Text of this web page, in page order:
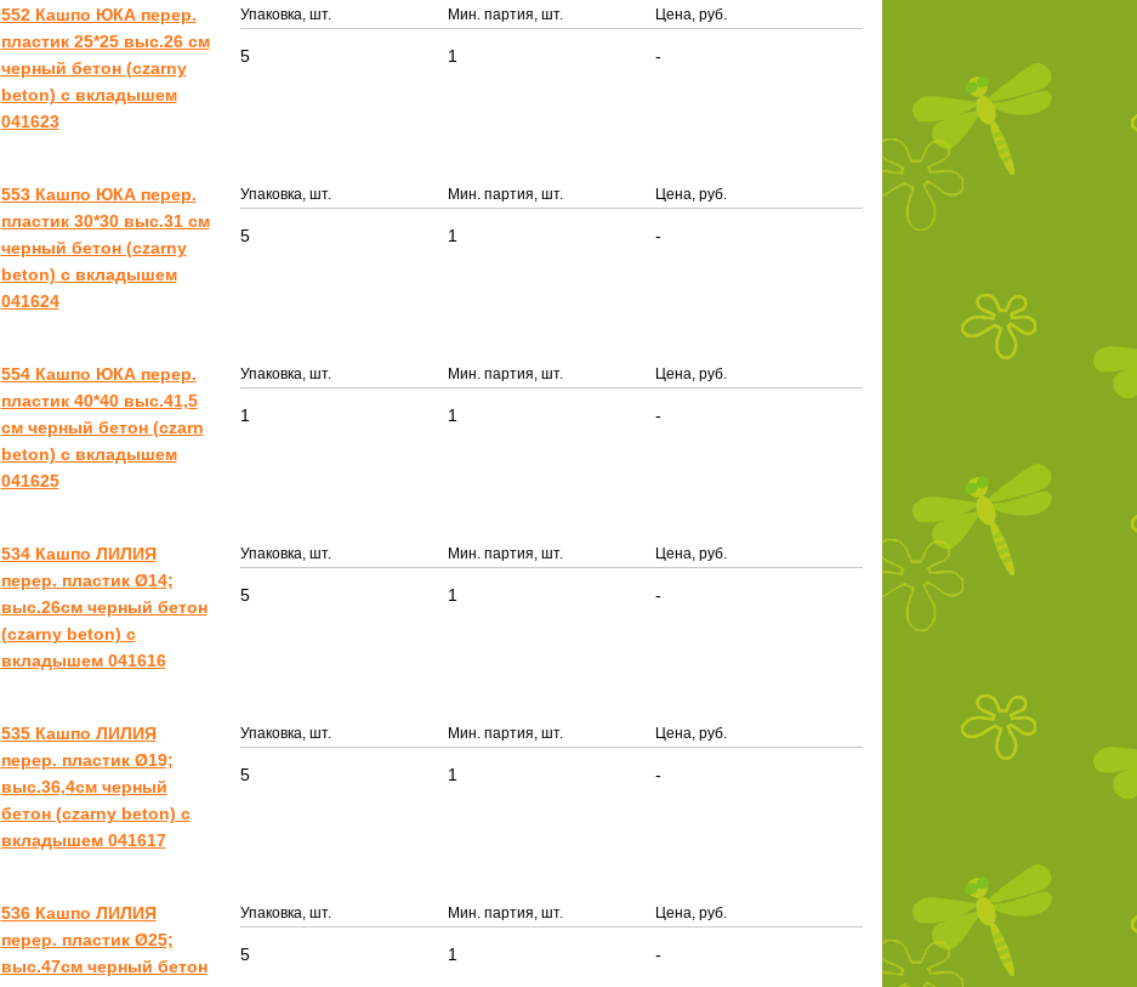
552 Кашпо ЮКА перер.
пластик 25*25 выс.26 см
черный бетон (czarny
beton) с вкладышем
041623
Упаковка, шт. Мин. партия, шт. Цена, руб.
5 1 -
553 Кашпо ЮКА перер.
пластик 30*30 выс.31 см
черный бетон (czarny
beton) с вкладышем
041624
Упаковка, шт. Мин. партия, шт. Цена, руб.
5 1 -
554 Кашпо ЮКА перер.
пластик 40*40 выс.41,5
см черный бетон (czarn
beton) с вкладышем
041625
Упаковка, шт. Мин. партия, шт. Цена, руб.
1 1 -
534 Кашпо ЛИЛИЯ
перер. пластик Ø14;
выс.26см черный бетон
(czarny beton) с
вкладышем 041616
Упаковка, шт. Мин. партия, шт. Цена, руб.
5 1 -
535 Кашпо ЛИЛИЯ
перер. пластик Ø19;
выс.36,4см черный
бетон (czarny beton) с
вкладышем 041617
Упаковка, шт. Мин. партия, шт. Цена, руб.
5 1 -
536 Кашпо ЛИЛИЯ
перер. пластик Ø25;
выс.47см черный бетон
Упаковка, шт. Мин. партия, шт. Цена, руб.
5 1 -